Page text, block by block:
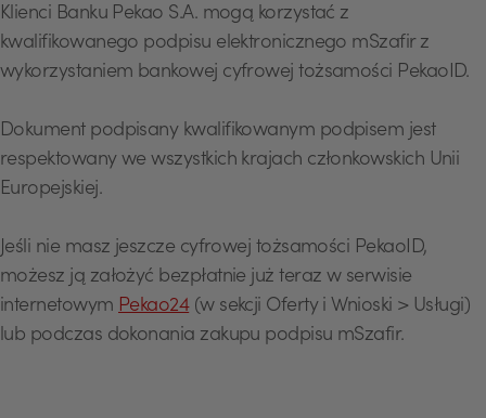
Klienci Banku Pekao S.A. mogą korzystać z
kwalifikowanego podpisu elektronicznego mSzafir z
wykorzystaniem bankowej cyfrowej tożsamości PekaoID.
Dokument podpisany kwalifikowanym podpisem jest
respektowany we wszystkich krajach członkowskich Unii
Europejskiej.
Jeśli nie masz jeszcze cyfrowej tożsamości PekaoID,
możesz ją założyć bezpłatnie już teraz w serwisie
internetowym Pekao24(w sekcji Oferty i Wnioski > Usługi)
lub podczas dokonania zakupu podpisu mSzafir.